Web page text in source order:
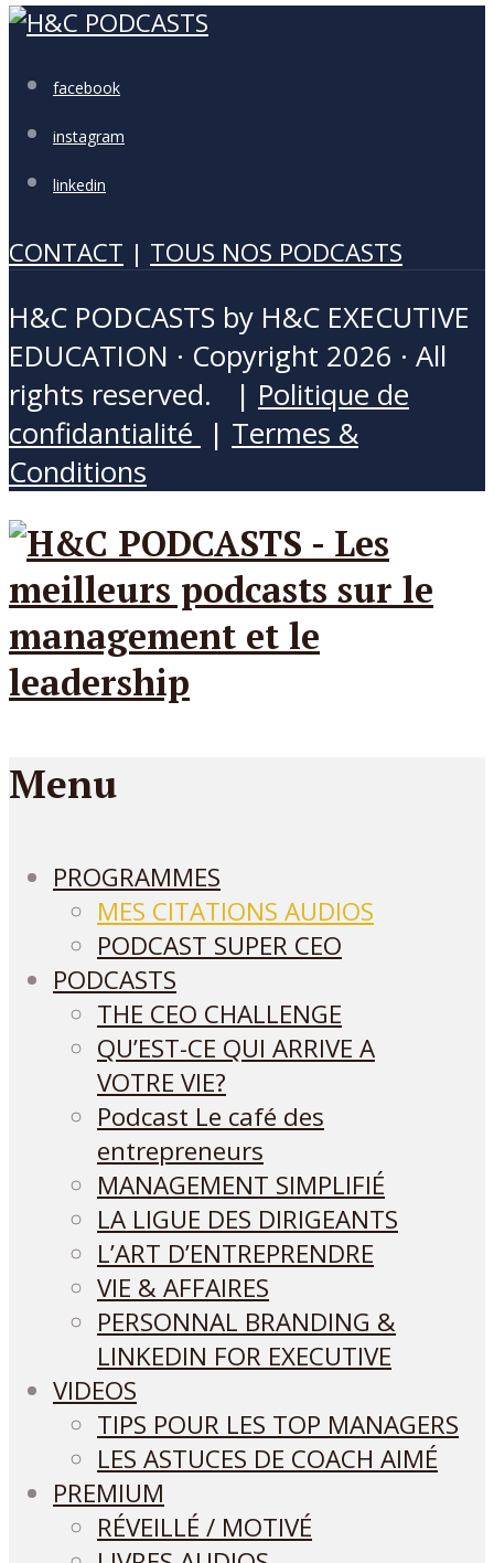
facebook
instagram
linkedin
CONTACT | TOUS NOS PODCASTS
H&C PODCASTS by H&C EXECUTIVE
EDUCATION · Copyright 2026 · All
rights reserved. | Politique de
confidantialité | Termes &
Conditions
Menu
PROGRAMMES
MES CITATIONS AUDIOS
PODCAST SUPER CEO
PODCASTS
THE CEO CHALLENGE
QU’EST-CE QUI ARRIVE A
VOTRE VIE?
Podcast Le café des
entrepreneurs
MANAGEMENT SIMPLIFIÉ
LA LIGUE DES DIRIGEANTS
L’ART D’ENTREPRENDRE
VIE & AFFAIRES
PERSONNAL BRANDING &
LINKEDIN FOR EXECUTIVE
VIDEOS
TIPS POUR LES TOP MANAGERS
LES ASTUCES DE COACH AIMÉ
PREMIUM
RÉVEILLÉ / MOTIVÉ